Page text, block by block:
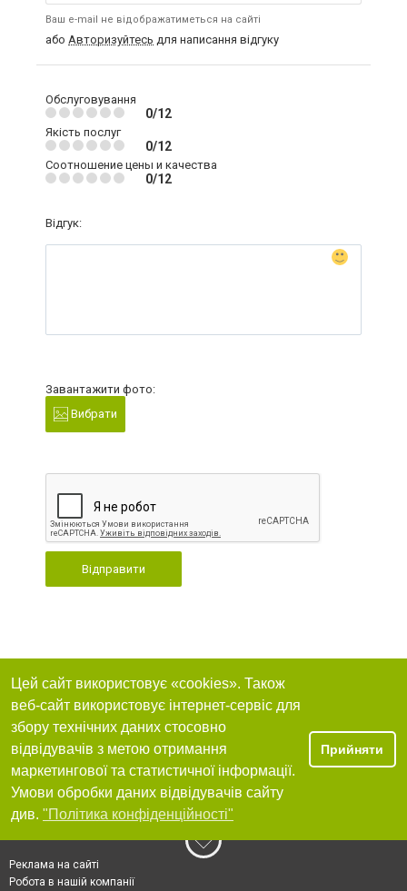
Ваш e-mail не відображатиметься на сайті
або Авторизуйтесь для написання відгуку
Обслуговування
0/12
Якість послуг
0/12
Соотношение цены и качества
0/12
Відгук:
Завантажити фото:
Вибрати
Відправити
Цей сайт використовує «cookies». Також
веб-сайт використовує інтернет-сервіс для
збору технічних даних стосовно
відвідувачів з метою отримання
маркетингової та статистичної інформації.
Умови обробки даних відвідувачів сайту
див. "Політика конфіденційності"
Прийняти
Реклама на сайті
Робота в нашій компанії